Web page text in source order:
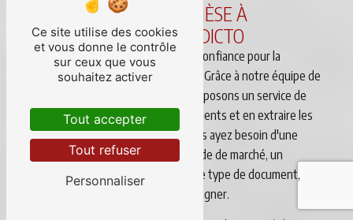
RÉDACTION DE SYNTHÈSE À
MONTREUIL AVEC DE DICTO
DE DICTO est votre partenaire de confiance pour la
rédaction de synthèse à Montreuil. Grâce à notre équipe de
rédacteurs expérimentés, nous proposons un service de
qualité pour synthétiser vos documents et en extraire les
informations essentielles. Que vous ayez besoin d'une
synthèse pour un rapport, une étude de marché, un
mémoire universitaire ou tout autre type de document,
nous sommes là pour vous accompagner.
Ce site utilise des cookies
et vous donne le contrôle
sur ceux que vous
souhaitez activer
Tout accepter
Tout refuser
Personnaliser